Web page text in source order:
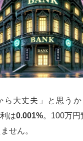
ら大丈夫」と思う
は0.001%。100万円
せん。